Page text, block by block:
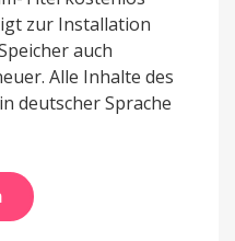
zur Installation
auch
Alle Inhalte des
deutscher Sprache